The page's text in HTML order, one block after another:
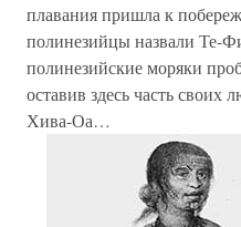
плавания пришла к
полинезийцы назвали Те-
полинезийские моряки
оставив здесь часть своих
Хива-Оа…